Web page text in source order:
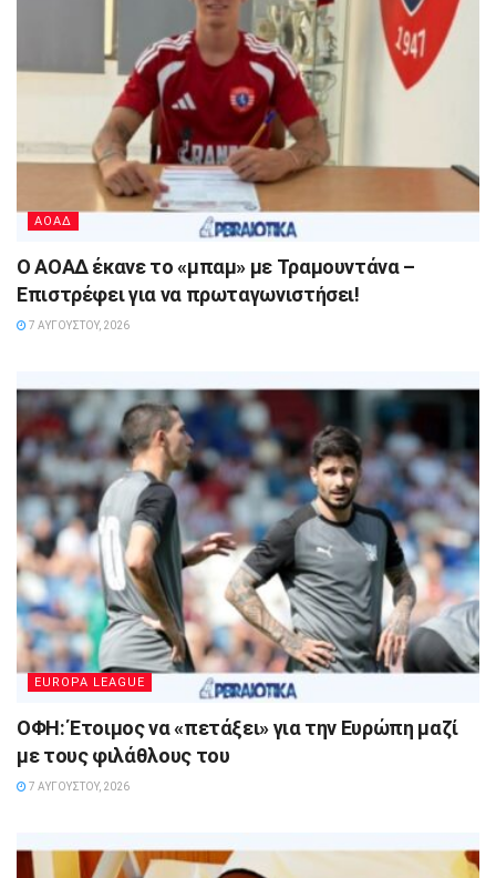
ΑΟΑΔ
Ο ΑΟΑΔ έκανε το «μπαμ» με Τραμουντάνα –
Επιστρέφει για να πρωταγωνιστήσει!
7 ΑΥΓΟΎΣΤΟΥ, 2026
EUROPA LEAGUE
ΟΦΗ: Έτοιμος να «πετάξει» για την Ευρώπη μαζί
με τους φιλάθλους του
7 ΑΥΓΟΎΣΤΟΥ, 2026